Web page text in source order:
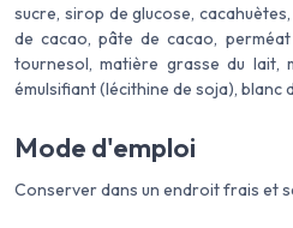
sucre, sirop de glucose,
de cacao, pâte de cacao,
tournesol, matière grasse du lait,
émulsifiant (lécithine de soja), blanc
Mode d'emploi
Conserver dans un endroit frais et